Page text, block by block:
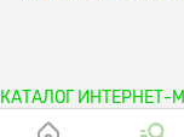
КАТАЛОГ ИНТЕРНЕТ-